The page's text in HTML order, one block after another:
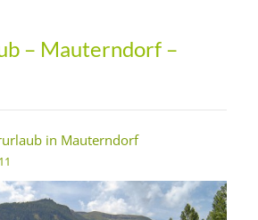
– Mauterndorf –
in Mauterndorf